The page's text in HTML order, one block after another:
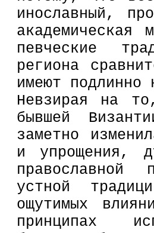
инославный,
академическая
певческие
региона
имеют подлинно
Невзирая на
бывшей
заметно
и упрощения,
православной
устной
ощутимых
принципах